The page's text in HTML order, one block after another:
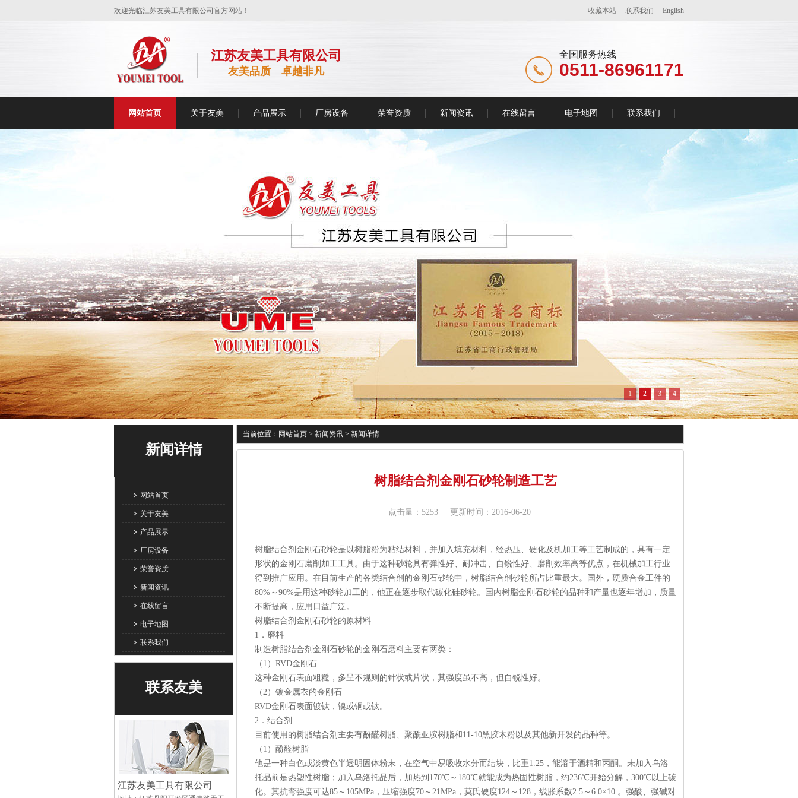
收藏本站 联系我们 English
欢迎光临江苏友美工具有限公司官方网站！
江苏友美工具有限公司
友美品质 卓越非凡
全国服务热线
0511-86961171
网站首页 关于友美 产品展示 厂房设备 荣誉资质 新闻资讯 在线留言 电子地图 联系我们
1 2 3 4
新闻详情
网站首页
关于友美
产品展示
厂房设备
荣誉资质
新闻资讯
在线留言
电子地图
联系我们
联系友美
江苏友美工具有限公司
当前位置： 网站首页 > 新闻资讯 > 新闻详情
树脂结合剂金刚石砂轮制造工艺
点击量：5253 更新时间：2016-06-20
树脂结合剂金刚石砂轮是以树脂粉为粘结材料，并加入填充材料，经热压、硬化及机加工等工艺制成的，具有一定
形状的金刚石磨削加工工具。由于这种砂轮具有弹性好、耐冲击、自锐性好、磨削效率高等优点，在机械加工行业
得到推广应用。在目前生产的各类结合剂的金刚石砂轮中，树脂结合剂砂轮所占比重最大。国外，硬质合金工件的
80%～90%是用这种砂轮加工的，他正在逐步取代碳化硅砂轮。国内树脂金刚石砂轮的品种和产量也逐年增加，质量
不断提高，应用日益广泛。
树脂结合剂金刚石砂轮的原材料
1．磨料
制造树脂结合剂金刚石砂轮的金刚石磨料主要有两类：
（1）RVD金刚石
这种金刚石表面粗糙，多呈不规则的针状或片状，其强度虽不高，但自锐性好。
（2）镀金属衣的金刚石
RVD金刚石表面镀钛，镍或铜或钛。
2．结合剂
目前使用的树脂结合剂主要有酚醛树脂、聚酰亚胺树脂和11-10黑胶木粉以及其他新开发的品种等。
（1）酚醛树脂
他是一种白色或淡黄色半透明固体粉末，在空气中易吸收水分而结块，比重1.25，能溶于酒精和丙酮。未加入乌洛
托品前是热塑性树脂；加入乌洛托品后，加热到170℃～180℃就能成为热固性树脂，约236℃开始分解，300℃以上碳
化。其抗弯强度可达85～105MPa，压缩强度70～21MPa，莫氏硬度124～128，线胀系数2.5～6.0×10 。强酸、强碱对